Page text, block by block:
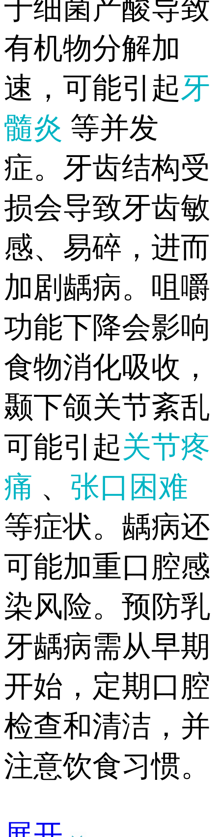
于细菌产酸导致
有机物分解加
速，可能引起牙
髓炎 等并发
症。牙齿结构受
损会导致牙齿敏
感、易碎，进而
加剧龋病。咀嚼
功能下降会影响
食物消化吸收，
颞下颌关节紊乱
可能引起关节疼
痛 、 张口困难
等症状。龋病还
可能加重口腔感
染风险。预防乳
牙龋病需从早期
开始，定期口腔
检查和清洁，并
注意饮食习惯。